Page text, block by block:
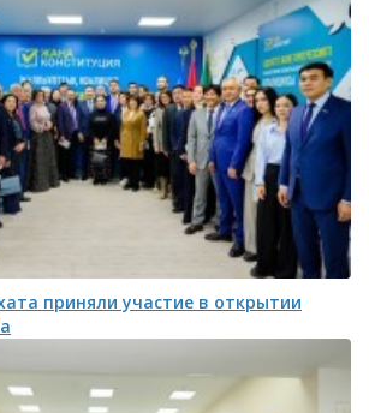
приняли участие в открытии